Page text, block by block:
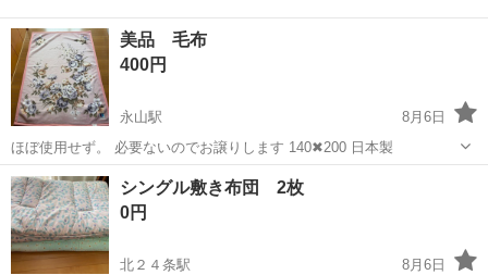
美品 毛布
400円
永山駅
8月6日
ほぼ使用せず。 必要ないのでお譲りします 140✖︎200 日本製
北海道 旭川市 永山駅 寝具
シングル敷き布団 2枚
0円
北２４条駅
8月6日